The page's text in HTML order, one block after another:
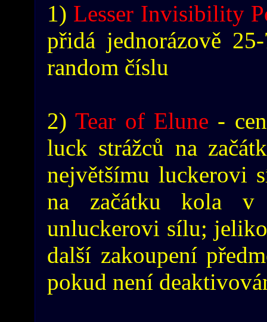
1) Lesser Invisibility
přidá jednorázově
random číslu
2)Tear of Elune -
luck strážců na
největšímu luckerovi
na začátku kola v
unluckerovi sílu;
další zakoupení
pokud není